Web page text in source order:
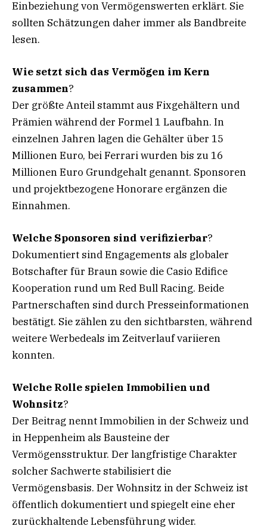
Einbeziehung von Vermögenswerten erklärt. Sie
sollten Schätzungen daher immer als Bandbreite
lesen.
Wie setzt sich das Vermögen im Kern
zusammen?
Der größte Anteil stammt aus Fixgehältern und
Prämien während der Formel 1 Laufbahn. In
einzelnen Jahren lagen die Gehälter über 15
Millionen Euro, bei Ferrari wurden bis zu 16
Millionen Euro Grundgehalt genannt. Sponsoren
und projektbezogene Honorare ergänzen die
Einnahmen.
Welche Sponsoren sind verifizierbar?
Dokumentiert sind Engagements als globaler
Botschafter für Braun sowie die Casio Edifice
Kooperation rund um Red Bull Racing. Beide
Partnerschaften sind durch Presseinformationen
bestätigt. Sie zählen zu den sichtbarsten, während
weitere Werbedeals im Zeitverlauf variieren
konnten.
Welche Rolle spielen Immobilien und
Wohnsitz?
Der Beitrag nennt Immobilien in der Schweiz und
in Heppenheim als Bausteine der
Vermögensstruktur. Der langfristige Charakter
solcher Sachwerte stabilisiert die
Vermögensbasis. Der Wohnsitz in der Schweiz ist
öffentlich dokumentiert und spiegelt eine eher
zurückhaltende Lebensführung wider.